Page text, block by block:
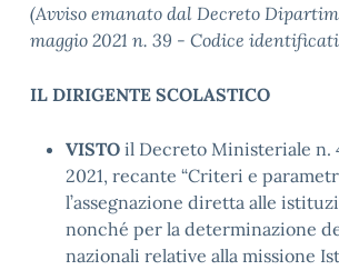
(Avviso emanato dal Decreto
maggio 2021 n. 39 - Codice
IL DIRIGENTE SCOLASTICO
VISTO il Decreto Ministeriale n.
2021, recante “Criteri e
l’assegnazione diretta alle
nonché per la determinazione
nazionali relative alla missione